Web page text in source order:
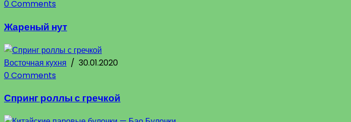
0 Comments
Жареный нут
Восточная кухня / 30.01.2020
0 Comments
Спринг роллы с гречкой